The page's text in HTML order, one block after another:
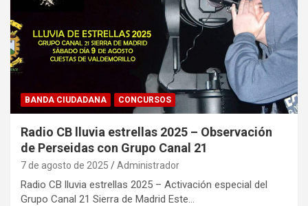
BANDA CIUDADANA CONCURSOS
Radio CB lluvia estrellas 2025 – Observación
de Perseidas con Grupo Canal 21
7 de agosto de 2025 Administrador
Radio CB lluvia estrellas 2025 – Activación especial del
Grupo Canal 21 Sierra de Madrid Este…